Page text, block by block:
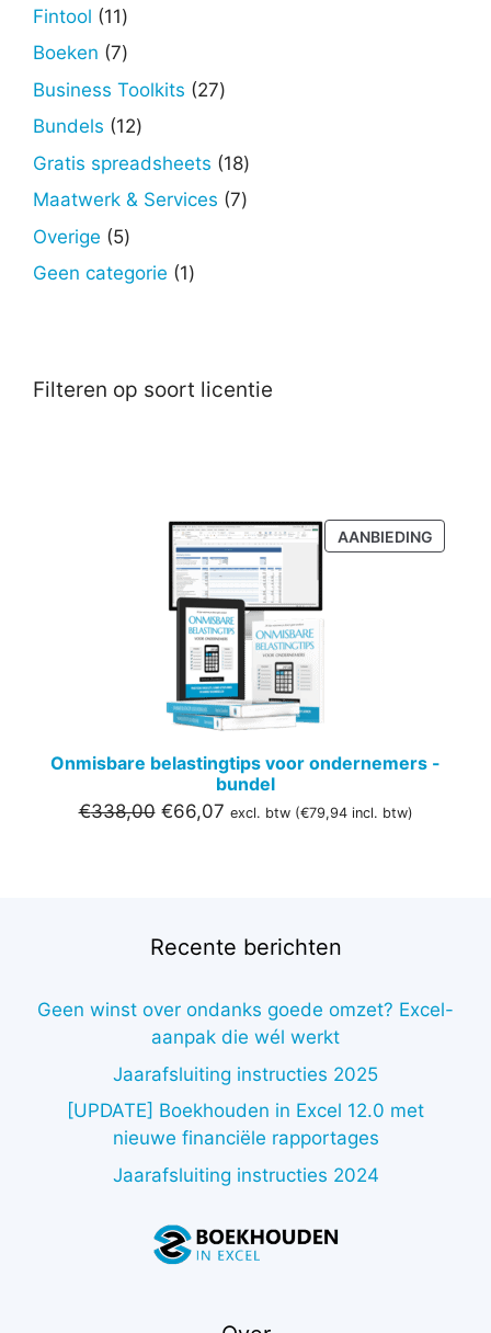
Fintool 1111
producten
Boeken 77
producten
Business Toolkits 2727
Bundels 1212
producten
Gratis spreadsheets 1818
producten
Maatwerk & Services 77
Overige 55
producten
Geen categorie 11
Filteren op soort licentie
AANBIEDING
IN
Onmisbare belastingtips voor ondernemers -
bundel
€338,00 Oorspronkelijke
€66,07Huidige
excl. btw (€79,94incl. btw)
Recente berichten
Geen winst over ondanks goede omzet? Excel-
aanpak die wél werkt
Jaarafsluiting instructies 2025
[UPDATE] Boekhouden in Excel 12.0 met
nieuwe financiële rapportages
Jaarafsluiting instructies 2024